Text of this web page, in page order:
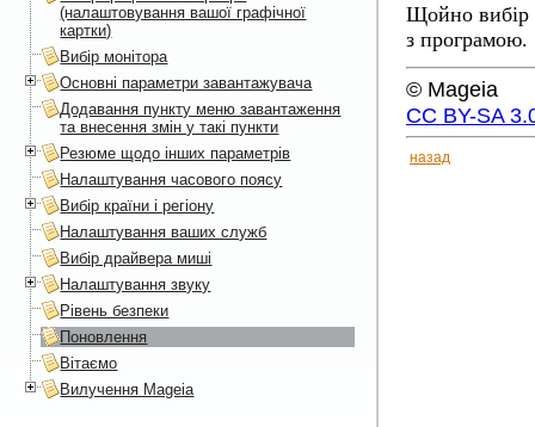
Щойно вибір
з програмою.
© Mageia
CC BY-SA
назад
(налаштовування вашої графічної
картки)
Вибір монітора
Основні параметри завантажувача
Додавання пункту меню завантаження
та внесення змін у такі пункти
Резюме щодо інших параметрів
Налаштування часового поясу
Вибір країни і регіону
Налаштування ваших служб
Вибір драйвера миші
Налаштування звуку
Рівень безпеки
Поновлення
Вітаємо
Вилучення Mageia